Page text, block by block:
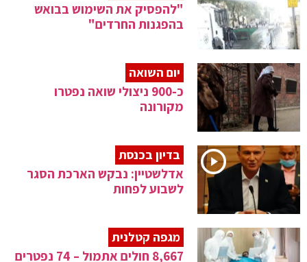
"להפסיק את השימוש בבואש
בהפגנות החרדים"
יום השואה
כ-900 ניצולי שואה נפטרו
מקורונה
בדיון בכנסת
אדלשטיין: נבקש הארכת הסגר
לשבוע לפחות
מגפה קטלנית
8,667 חולים אתמול – 74 נפטרים